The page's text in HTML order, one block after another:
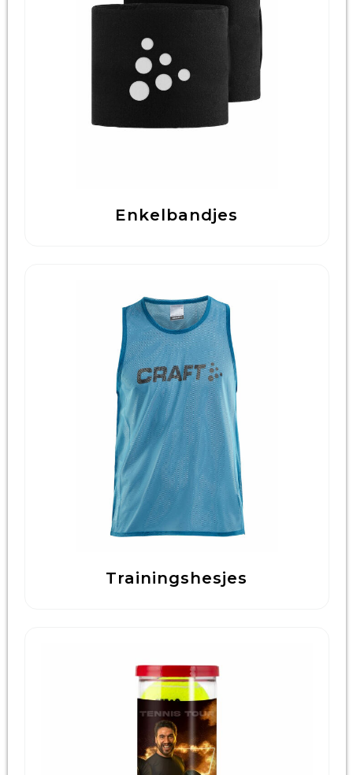
Technologie & Gadgets
Outdoor & Vrije tijd
Pennen & Schrijfwaren
Tassen & Reizen
Eten & DrinkenEnkelbandjes
Trainingshesjes